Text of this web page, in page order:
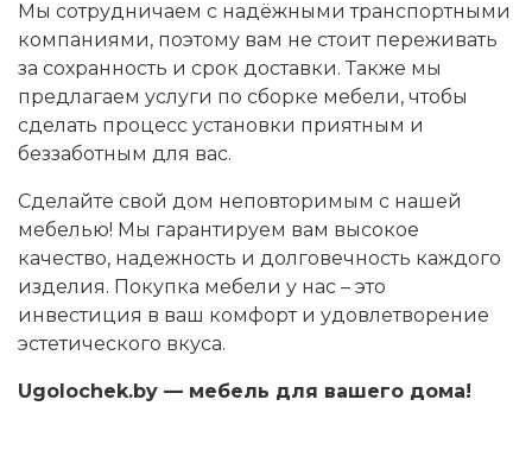
Мы сотрудничаем с надёжными транспортными
компаниями, поэтому вам не стоит переживать
за сохранность и срок доставки. Также мы
предлагаем услуги по сборке мебели, чтобы
сделать процесс установки приятным и
беззаботным для вас.
Сделайте свой дом неповторимым с нашей
мебелью! Мы гарантируем вам высокое
качество, надежность и долговечность каждого
изделия. Покупка мебели у нас – это
инвестиция в ваш комфорт и удовлетворение
эстетического вкуса.
Ugolochek.by — мебель для вашего дома!